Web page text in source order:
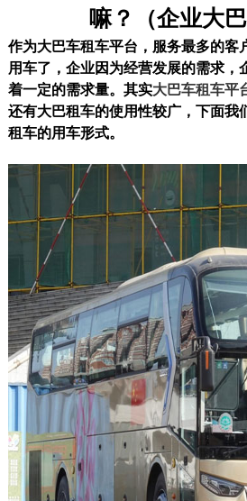
嘛？（企业大巴
作为大巴车租车平台，服务最多的客
用车了，企业因为经营发展的需求，
着一定的需求量。其实大巴车租车平
还有大巴租车的使用性较广，下面我
租车的用车形式。